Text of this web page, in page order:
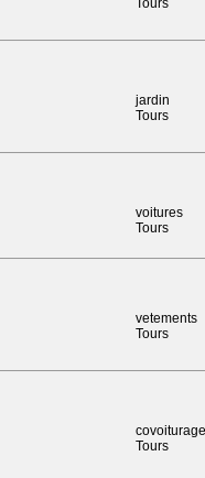
Tours
jardin
Tours
voitures
Tours
vetements
Tours
covoiturage
Tours